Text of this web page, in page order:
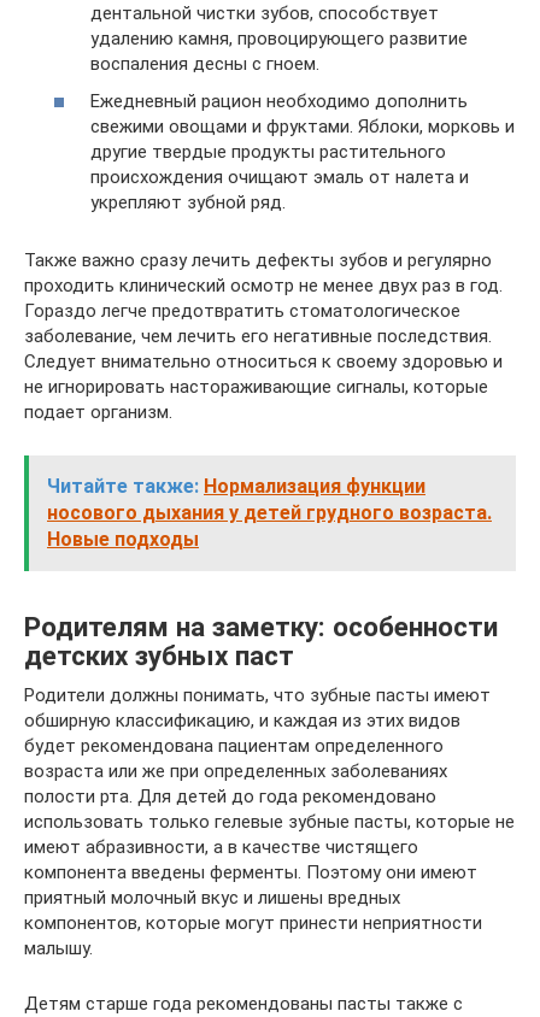
дентальной чистки зубов, способствует
удалению камня, провоцирующего развитие
воспаления десны с гноем.
Ежедневный рацион необходимо дополнить
свежими овощами и фруктами. Яблоки, морковь и
другие твердые продукты растительного
происхождения очищают эмаль от налета и
укрепляют зубной ряд.
Также важно сразу лечить дефекты зубов и регулярно
проходить клинический осмотр не менее двух раз в год.
Гораздо легче предотвратить стоматологическое
заболевание, чем лечить его негативные последствия.
Следует внимательно относиться к своему здоровью и
не игнорировать настораживающие сигналы, которые
подает организм.
Читайте также: Нормализация функции
носового дыхания у детей грудного возраста.
Новые подходы
Родителям на заметку: особенности
детских зубных паст
Родители должны понимать, что зубные пасты имеют
обширную классификацию, и каждая из этих видов
будет рекомендована пациентам определенного
возраста или же при определенных заболеваниях
полости рта. Для детей до года рекомендовано
использовать только гелевые зубные пасты, которые не
имеют абразивности, а в качестве чистящего
компонента введены ферменты. Поэтому они имеют
приятный молочный вкус и лишены вредных
компонентов, которые могут принести неприятности
малышу.
Детям старше года рекомендованы пасты также с